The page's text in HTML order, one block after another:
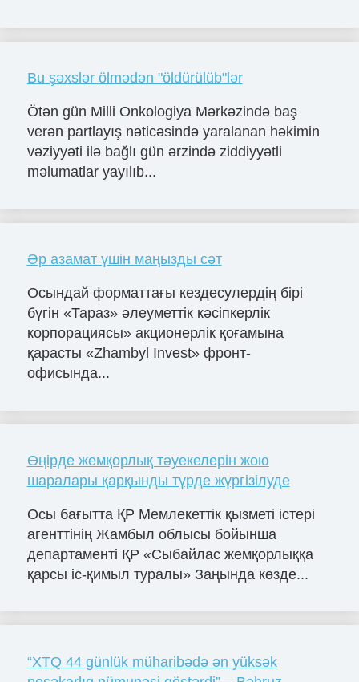
Bu şəxslər ölmədən "öldürülüb"lər
Ötən gün Milli Onkologiya Mərkəzində baş
verən partlayış nəticəsində yaralanan həkimin
vəziyyəti ilə bağlı gün ərzində ziddiyyətli
məlumatlar yayılıb...
Әр азамат үшін маңызды сәт
Осындай форматтағы кездесулердің бірі
бүгін «Тараз» әлеуметтік кәсіпкерлік
корпорациясы» акционерлік қоғамына
қарасты «Zhambyl Invest» фронт-
офисында...
Өңірде жемқорлық тәуекелерін жою
шаралары қарқынды түрде жүргізілуде
Осы бағытта ҚР Мемлекеттік қызметі істері
агенттінің Жамбыл облысы бойынша
департаменті ҚР «Сыбайлас жемқорлыққа
қарсы іс-қимыл туралы» Заңында көзде...
“XTQ 44 günlük müharibədə ən yüksək